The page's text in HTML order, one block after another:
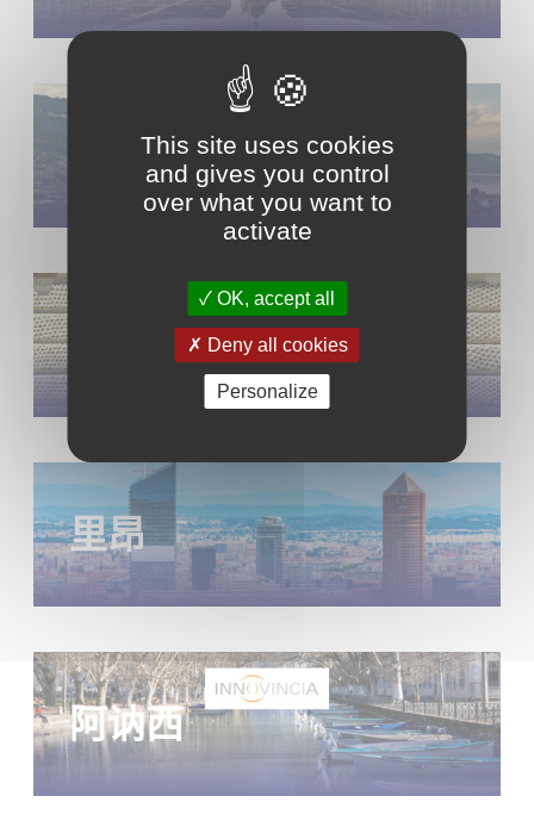
瑞士
蒙彼利埃
里昂
阿讷西
This site uses cookies
and gives you control
over what you want to
activate
OK, accept all
Deny all cookies
Personalize